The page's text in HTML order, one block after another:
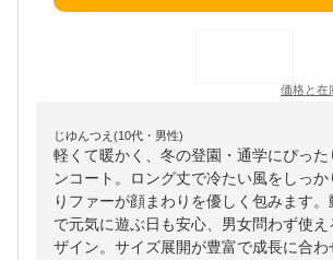
価格と在
じゆんつえ(10代・男性)
軽くて暖かく、冬の登園・通学にぴった
ンコート。ロング丈で冷たい風をしっ
りファーが顔まわりを優しく包みます
で元気に遊ぶ日も安心、男女問わず使
ザイン。サイズ展開が豊富で成長に合わ